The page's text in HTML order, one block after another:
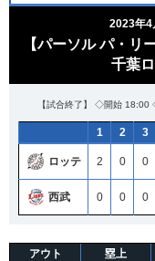
2023年4
【パーソル パ・リ
千葉
【試合終了】 ◇開始
1 2 3
ロッテ 2 0 0
西武 0 0 0
アウト 塁上